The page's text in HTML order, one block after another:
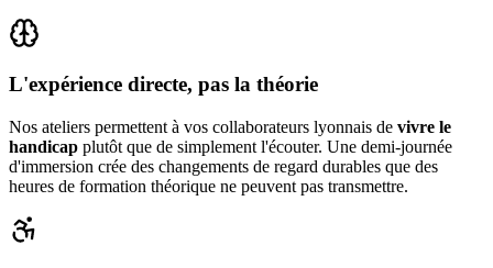
L'expérience directe, pas la théorie
Nos ateliers permettent à vos collaborateurs lyonnais de vivre le
handicap plutôt que de simplement l'écouter. Une demi-journée
d'immersion crée des changements de regard durables que des
heures de formation théorique ne peuvent pas transmettre.